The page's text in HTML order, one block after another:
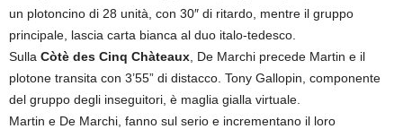
un plotoncino di 28 unità, con 30″ di ritardo, mentre il gruppo
principale, lascia carta bianca al duo italo-tedesco.
Sulla Còtè des Cinq Chàteaux , De Marchi precede Martin e il
plotone transita con 3’55” di distacco. Tony Gallopin, componente
del gruppo degli inseguitori, è maglia gialla virtuale.
Martin e De Marchi, fanno sul serio e incrementano il loro